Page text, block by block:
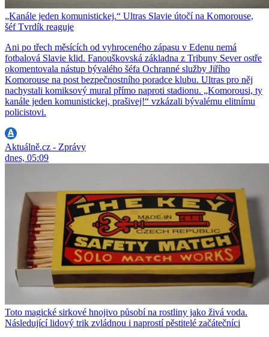
„Kanále jeden komunistickej.“ Ultras Slavie útočí na Komorouse,
šéf Tvrdík reaguje
Ani po třech měsících od vyhroceného zápasu v Edenu nemá
fotbalová Slavie klid. Fanouškovská základna z Tribuny Sever ostře
okomentovala nástup bývalého šéfa Ochranné služby Jiřího
Komorouse na post bezpečnostního poradce klubu. Ultras pro něj
nachystali komiksový mural přímo naproti stadionu. „Komorousi, ty
kanále jeden komunistickej, prašivej!“ vzkázali bývalému elitnímu
policistovi.
Aktuálně.cz - Zprávy
dnes, 05:09
Toto magické sirkové hnojivo působí na rostliny jako živá voda.
Následující lidový trik zvládnou i naprostí pěstitelé začátečníci